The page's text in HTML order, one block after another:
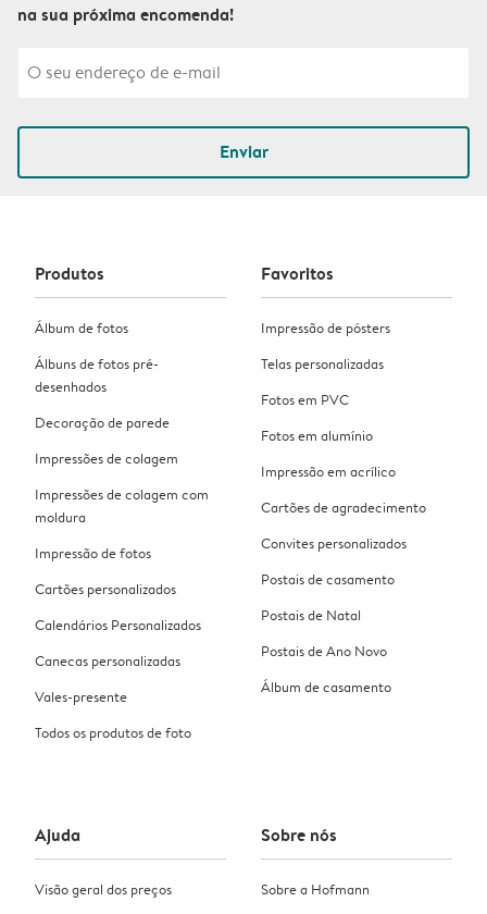
na sua próxima encomenda!
Enviar
Produtos
Álbum de fotos
Álbuns de fotos pré-
desenhados
Decoração de parede
Impressões de colagem
Impressões de colagem com
moldura
Impressão de fotos
Cartões personalizados
Calendários Personalizados
Canecas personalizadas
Vales-presente
Todos os produtos de foto
Favoritos
Impressão de pósters
Telas personalizadas
Fotos em PVC
Fotos em alumínio
Impressão em acrílico
Cartões de agradecimento
Convites personalizados
Postais de casamento
Postais de Natal
Postais de Ano Novo
Álbum de casamento
Ajuda
Visão geral dos preços
Sobre nós
Sobre a Hofmann